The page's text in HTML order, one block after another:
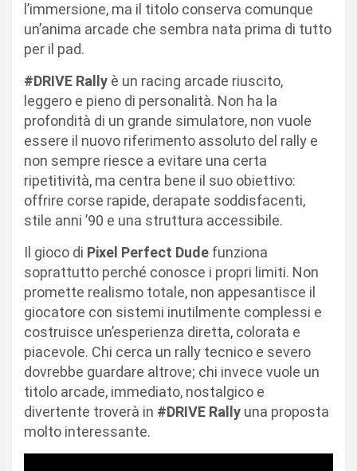
l’immersione, ma il titolo conserva comunque
un’anima arcade che sembra nata prima di tutto
per il pad.
#DRIVE Rally è un racing arcade riuscito,
leggero e pieno di personalità. Non ha la
profondità di un grande simulatore, non vuole
essere il nuovo riferimento assoluto del rally e
non sempre riesce a evitare una certa
ripetitività, ma centra bene il suo obiettivo:
offrire corse rapide, derapate soddisfacenti,
stile anni ’90 e una struttura accessibile.
Il gioco di Pixel Perfect Dude funziona
soprattutto perché conosce i propri limiti. Non
promette realismo totale, non appesantisce il
giocatore con sistemi inutilmente complessi e
costruisce un’esperienza diretta, colorata e
piacevole. Chi cerca un rally tecnico e severo
dovrebbe guardare altrove; chi invece vuole un
titolo arcade, immediato, nostalgico e
divertente troverà in #DRIVE Rally una proposta
molto interessante.